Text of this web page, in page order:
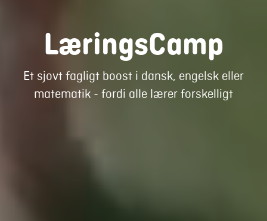
LæringsCamp
Et sjovt fagligt boost i dansk, engelsk eller
matematik - fordi alle lærer forskelligt